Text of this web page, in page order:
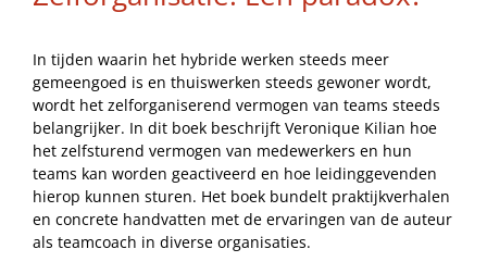
In tijden waarin het hybride werken steeds meer
gemeengoed is en thuiswerken steeds gewoner wordt,
wordt het zelforganiserend vermogen van teams steeds
belangrijker. In dit boek beschrijft Veronique Kilian hoe
het zelfsturend vermogen van medewerkers en hun
teams kan worden geactiveerd en hoe leidinggevenden
hierop kunnen sturen. Het boek bundelt praktijkverhalen
en concrete handvatten met de ervaringen van de auteur
als teamcoach in diverse organisaties.